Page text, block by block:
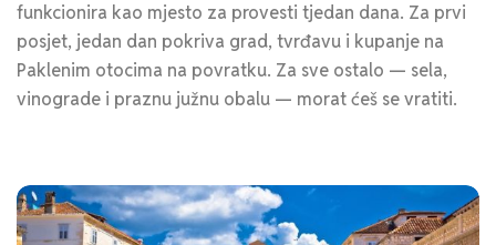
funkcionira kao mjesto za provesti tjedan dana. Za prvi
posjet, jedan dan pokriva grad, tvrđavu i kupanje na
Paklenim otocima na povratku. Za sve ostalo — sela,
vinograde i praznu južnu obalu — morat ćeš se vratiti.